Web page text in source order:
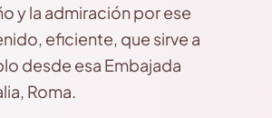
y la admiración por ese
eficiente, que sirve a
desde esa Embajada
Roma.